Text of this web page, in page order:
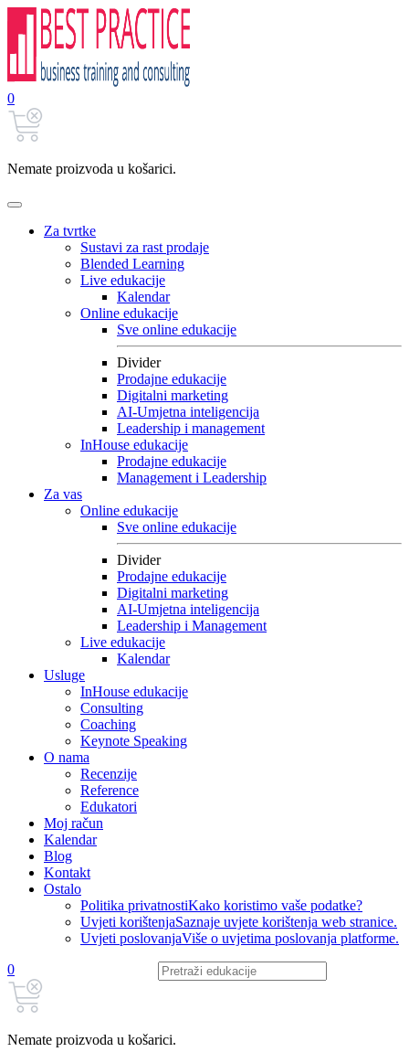
0
Nemate proizvoda u košarici.
Za tvrtke
Sustavi za rast prodaje
Blended Learning
Live edukacije
Kalendar
Online edukacije
Sve online edukacije
Divider
Prodajne edukacije
Digitalni marketing
AI-Umjetna inteligencija
Leadership i management
InHouse edukacije
Prodajne edukacije
Management i Leadership
Za vas
Online edukacije
Sve online edukacije
Divider
Prodajne edukacije
Digitalni marketing
AI-Umjetna inteligencija
Leadership i Management
Live edukacije
Kalendar
Usluge
InHouse edukacije
Consulting
Coaching
Keynote Speaking
O nama
Recenzije
Reference
Edukatori
Moj račun
Kalendar
Blog
Kontakt
Ostalo
Politika privatnostiKako koristimo vaše podatke?
Uvjeti korištenjaSaznaje uvjete korištenja web stranice.
Uvjeti poslovanjaViše o uvjetima poslovanja platforme.
0
Nemate proizvoda u košarici.